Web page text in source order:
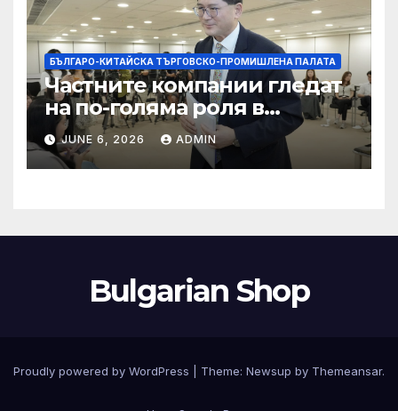
БЪЛГАРО-КИТАЙСКА ТЪРГОВСКО-ПРОМИШЛЕНА ПАЛАТА
Частните компании гледат
на по-голяма роля в
стратегическата
енергетика
JUNE 6, 2026 ADMIN
Bulgarian Shop
Proudly powered by WordPress Theme: Newsup by Themeansar.